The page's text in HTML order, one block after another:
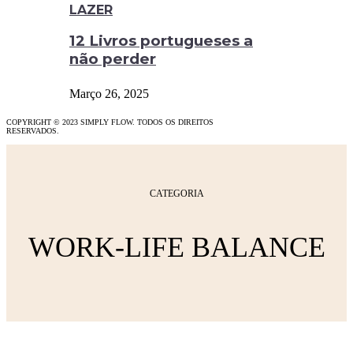
LAZER
12 Livros portugueses a
não perder
Março 26, 2025
COPYRIGHT © 2023 SIMPLY FLOW. TODOS OS DIREITOS
RESERVADOS.
CATEGORIA
WORK-LIFE BALANCE